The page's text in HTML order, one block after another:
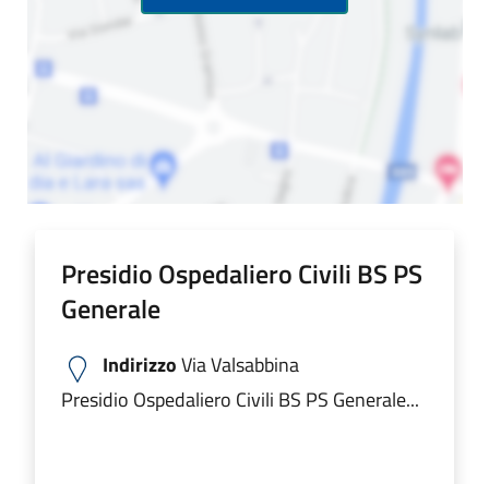
Presidio Ospedaliero Civili BS PS
Generale
IndirizzoVia Valsabbina
Presidio Ospedaliero Civili BS PS Generale...